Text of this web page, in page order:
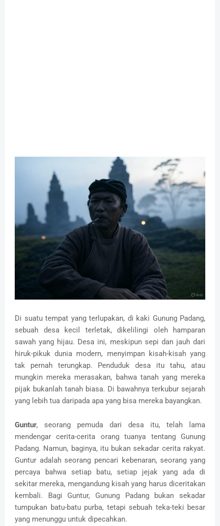
Di suatu tempat yang terlupakan, di kaki Gunung Padang,
sebuah desa kecil terletak, dikelilingi oleh hamparan
sawah yang hijau. Desa ini, meskipun sepi dan jauh dari
hiruk-pikuk dunia modern, menyimpan kisah-kisah yang
tak pernah terungkap. Penduduk desa itu tahu, atau
mungkin mereka merasakan, bahwa tanah yang mereka
pijak bukanlah tanah biasa. Di bawahnya terkubur sejarah
yang lebih tua daripada apa yang bisa mereka bayangkan.
Guntur, seorang pemuda dari desa itu, telah lama
mendengar cerita-cerita orang tuanya tentang Gunung
Padang. Namun, baginya, itu bukan sekadar cerita rakyat.
Guntur adalah seorang pencari kebenaran, seorang yang
percaya bahwa setiap batu, setiap jejak yang ada di
sekitar mereka, mengandung kisah yang harus diceritakan
kembali. Bagi Guntur, Gunung Padang bukan sekadar
tumpukan batu-batu purba, tetapi sebuah teka-teki besar
yang menunggu untuk dipecahkan.